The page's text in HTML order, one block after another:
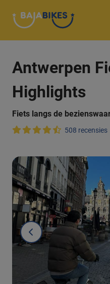
Antwerpen
Highlights
Fiets langs de
508 recensies